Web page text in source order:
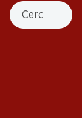
Cercare